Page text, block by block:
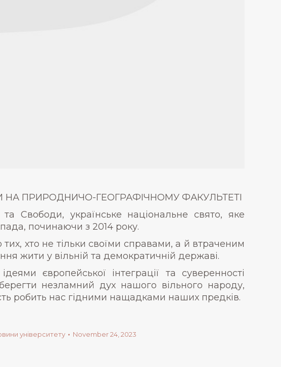
НА ПРИРОДНИЧО-ГЕОГРАФІЧНОМУ ФАКУЛЬТЕТІ
Свободи, українське національне свято, яке
починаючи з 2014 року.
хто не тільки своїми справами, а й втраченим
жити у вільній та демократичній державі.
європейської інтеграції та суверенності
незламний дух нашого вільного народу,
робить нас гідними нащадками наших предків.
університету November 24, 2023